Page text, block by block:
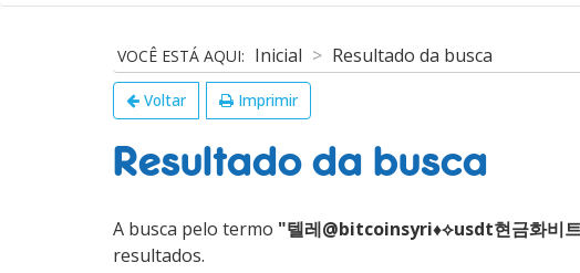
menu
Inicial Resultado da busca
Voltar Imprimir
Resultado da busca
A busca pelo termo "텔레@bitcoinsyri♦⟡usdt현금화비
resultados.